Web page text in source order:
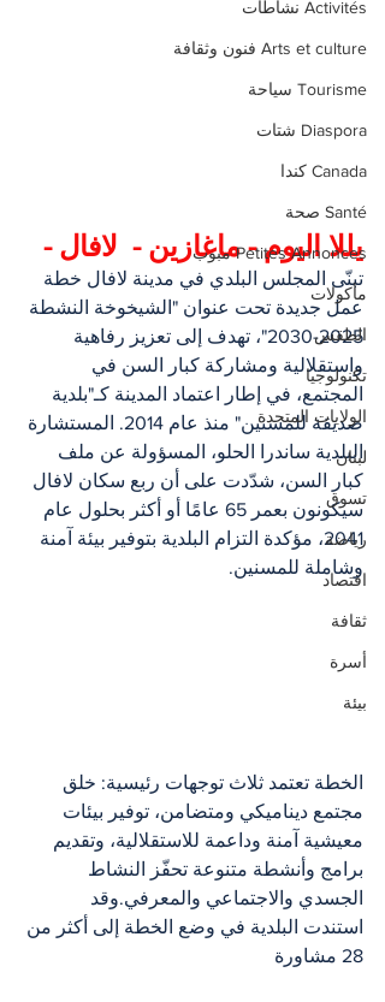
Activités نشاطات
Arts et culture فنون وثقافة
Tourisme سياحة
Diaspora شتات
Canada كندا
Santé صحة
Petites Annonces مبوب
مأكولات
الطقس
تكنولوجيا
الولايات المتحدة
لبنان
تسوق
رياضة
اقتصاد
ثقافة
أسرة
بيئة
يللا اليوم - ماغازين -  لافال -
تبنّى المجلس البلدي في مدينة لافال خطة
عمل جديدة تحت عنوان "الشيخوخة النشطة
2025-2030"، تهدف إلى تعزيز رفاهية
واستقلالية ومشاركة كبار السن في
المجتمع، في إطار اعتماد المدينة كـ"بلدية
صديقة للمسنين" منذ عام 2014. المستشارة
البلدية ساندرا الحلو، المسؤولة عن ملف
كبار السن، شدّدت على أن ربع سكان لافال
سيكونون بعمر 65 عامًا أو أكثر بحلول عام
2041، مؤكدة التزام البلدية بتوفير بيئة آمنة
وشاملة للمسنين.
الخطة تعتمد ثلاث توجهات رئيسية: خلق
مجتمع ديناميكي ومتضامن، توفير بيئات
معيشية آمنة وداعمة للاستقلالية، وتقديم
برامج وأنشطة متنوعة تحفّز النشاط
الجسدي والاجتماعي والمعرفي.وقد
استندت البلدية في وضع الخطة إلى أكثر من
28 مشاورة